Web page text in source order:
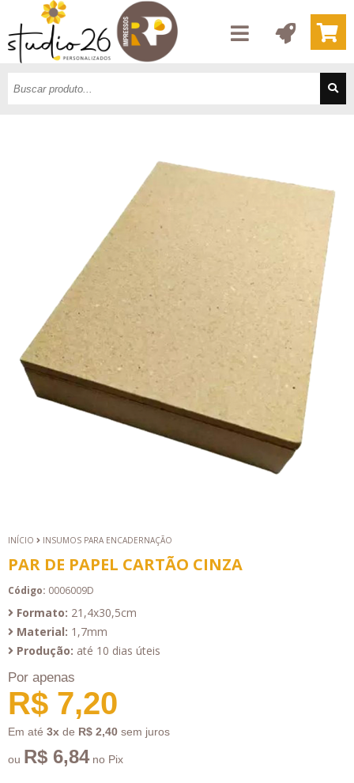
INÍCIO INSUMOS PARA ENCADERNAÇÃO
PAR DE PAPEL CARTÃO CINZA
Código: 0006009D
Formato: 21,4x30,5cm
Material: 1,7mm
Produção: até 10 dias úteis
Por apenas
R$ 7,20
Em até 3x de R$ 2,40 sem juros
ou R$ 6,84 no Pix